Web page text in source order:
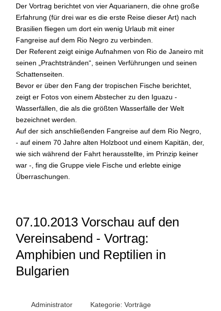
Der Vortrag berichtet von vier Aquarianern, die ohne große
Erfahrung (für drei war es die erste Reise dieser Art) nach
Brasilien fliegen um dort ein wenig Urlaub mit einer
Fangreise auf dem Rio Negro zu verbinden.
Der Referent zeigt einige Aufnahmen von Rio de Janeiro mit
seinen „Prachtstränden“, seinen Verführungen und seinen
Schattenseiten.
Bevor er über den Fang der tropischen Fische berichtet,
zeigt er Fotos von einem Abstecher zu den Iguazu -
Wasserfällen, die als die größten Wasserfälle der Welt
bezeichnet werden.
Auf der sich anschließenden Fangreise auf dem Rio Negro,
- auf einem 70 Jahre alten Holzboot und einem Kapitän, der,
wie sich während der Fahrt herausstellte, im Prinzip keiner
war -, fing die Gruppe viele Fische und erlebte einige
Überraschungen.
07.10.2013 Vorschau auf den
Vereinsabend - Vortrag:
Amphibien und Reptilien in
Bulgarien
Administrator Kategorie: Vorträge